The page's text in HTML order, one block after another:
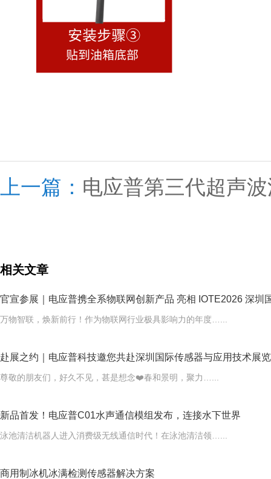
上一篇： 电应普第三代超声
相关文章
官宣参展｜电应普携全系物联网创新产品 亮相 IOTE2026 深圳
际物联网展
万物智联，焕新前行！作为物联网行业极具影响力的年度…...
赴展之约｜电应普科技邀您共赴深圳国际传感器与应用技术展览
会，解锁行业新机遇！
尊敬的朋友们，好久不见，甚是想念❤️春和景明，聚力…...
新品首发！电应普C01水声通信模组发布，连接水下世界
泳池清洁机器人进入消费级无线通信时代！在泳池清洁领…...
商用制冰机冰满检测传感器解决方案